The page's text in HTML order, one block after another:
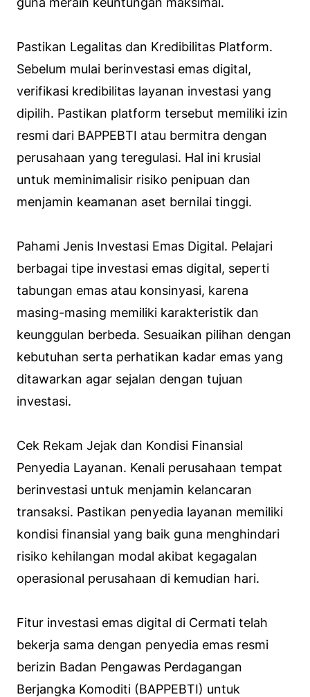
Pastikan Legalitas dan Kredibilitas Platform.
Sebelum mulai berinvestasi emas digital,
verifikasi kredibilitas layanan investasi yang
dipilih. Pastikan platform tersebut memiliki izin
resmi dari BAPPEBTI atau bermitra dengan
perusahaan yang teregulasi. Hal ini krusial
untuk meminimalisir risiko penipuan dan
menjamin keamanan aset bernilai tinggi.
Pahami Jenis Investasi Emas Digital. Pelajari
berbagai tipe investasi emas digital, seperti
tabungan emas atau konsinyasi, karena
masing-masing memiliki karakteristik dan
keunggulan berbeda. Sesuaikan pilihan dengan
kebutuhan serta perhatikan kadar emas yang
ditawarkan agar sejalan dengan tujuan
investasi.
Cek Rekam Jejak dan Kondisi Finansial
Penyedia Layanan. Kenali perusahaan tempat
berinvestasi untuk menjamin kelancaran
transaksi. Pastikan penyedia layanan memiliki
kondisi finansial yang baik guna menghindari
risiko kehilangan modal akibat kegagalan
operasional perusahaan di kemudian hari.
Fitur investasi emas digital di Cermati telah
bekerja sama dengan penyedia emas resmi
berizin Badan Pengawas Perdagangan
Berjangka Komoditi (BAPPEBTI) untuk